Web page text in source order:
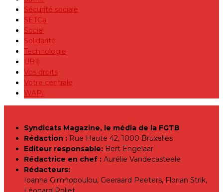
Sécurité sociale
SETCa
Social
Solidarité
Technologie
UBT
Vos droits
Votre centrale
WAPI
Syndicats Magazine, le média de la FGTB
Rédaction : Rue Haute 42, 1000 Bruxelles
Editeur responsable: Bert Engelaar
Rédactrice en chef : Aurélie Vandecasteele
Rédacteurs:
Ioanna Gimnopoulou, Geeraard Peeters, Florian Strik,